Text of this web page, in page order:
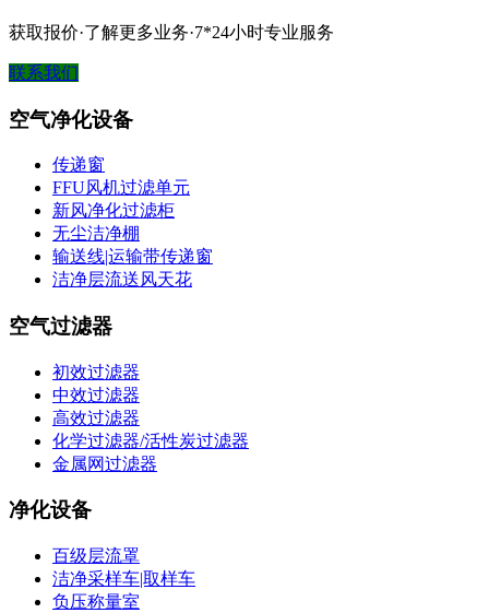
获取报价·了解更多业务·7*24小时专业服务
联系我们
空气净化设备
传递窗
FFU风机过滤单元
新风净化过滤柜
无尘洁净棚
输送线|运输带传递窗
洁净层流送风天花
空气过滤器
初效过滤器
中效过滤器
高效过滤器
化学过滤器/活性炭过滤器
金属网过滤器
净化设备
百级层流罩
洁净采样车|取样车
负压称量室